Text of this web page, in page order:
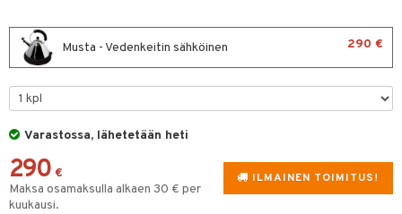
Musta - Vedenkeitin sähköinen 290 €
Varastossa, lähetetään heti
ILMAINEN TOIMITUS!
290 €
Maksa osamaksulla alkaen 30 € per
kuukausi.
& Cocktailasit
& Aveclasit
lautaset
Kattilat
Maustemyllyt